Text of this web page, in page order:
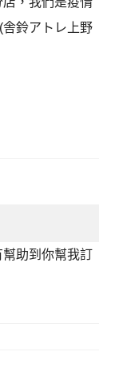
鈴アトレ上野
助到你幫我訂